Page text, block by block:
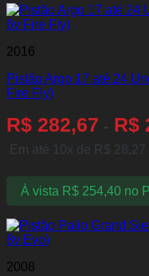
2016
Pistão Argo 17 até 24
Fire Fly)
R$ 282,67 - R$
Em até 10x de R$ 28,27
À vista R$254,40 no
2008